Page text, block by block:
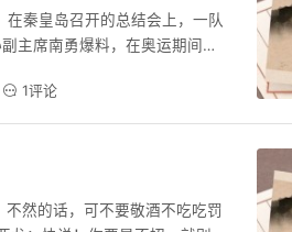
秦皇岛召开的总结会上，一队
主席南勇爆料，在奥运期间有
么结束：“我可以明确告诉出去
在其博客发表文章《搞什么
不能说让运动
1评论
然的话，可不要敬酒不吃吃罚